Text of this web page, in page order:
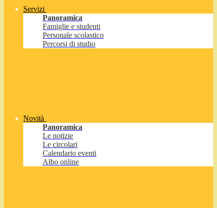
Servizi
Panoramica
Famiglie e studenti
Personale scolastico
Percorsi di studio
Novità
Panoramica
Le notizie
Le circolari
Calendario eventi
Albo online